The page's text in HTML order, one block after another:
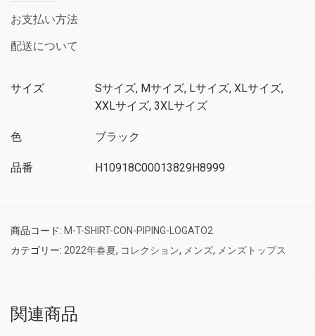
お支払い方法
配送について
サイズ
Sサイズ, Mサイズ, Lサイズ, XLサイズ,
XXLサイズ, 3XLサイズ
色 ブラック
品番 H10918C00013829H8999
商品コード: M-T-SHIRT-CON-PIPING-LOGATO2
カテゴリー: 2022年春夏, コレクション, メンズ, メンズトップス
関連商品